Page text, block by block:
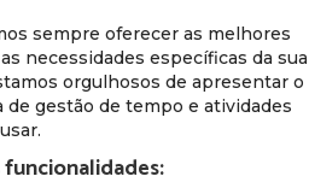
sempre oferecer as melhores
necessidades específicas da sua
orgulhosos de apresentar o
gestão de tempo e atividades